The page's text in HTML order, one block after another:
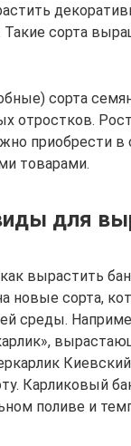
сорта
сорта
отростков.
приобрести в
товарами.
для
как вырастить
новые сорта,
среды.
Карликовый
поливе и